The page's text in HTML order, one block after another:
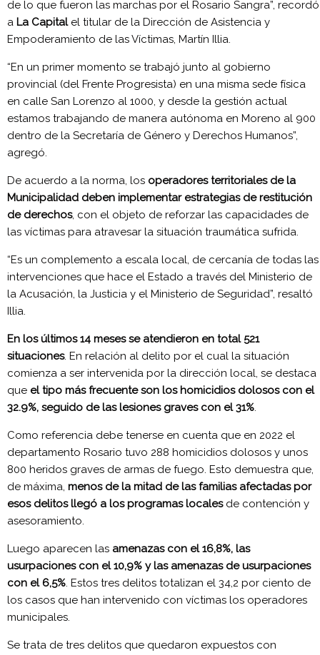
de lo que fueron las marchas por el Rosario Sangra”, recordó
a La Capitalel titular de la Dirección de Asistencia y
Empoderamiento de las Víctimas, Martín Illia.
“En un primer momento se trabajó junto al gobierno
provincial (del Frente Progresista) en una misma sede física
en calle San Lorenzo al 1000, y desde la gestión actual
estamos trabajando de manera autónoma en Moreno al 900
dentro de la Secretaría de Género y Derechos Humanos”,
agregó.
De acuerdo a la norma, los operadores territoriales de la
Municipalidad deben implementar estrategias de restitución
de derechos, con el objeto de reforzar las capacidades de
las víctimas para atravesar la situación traumática sufrida.
“Es un complemento a escala local, de cercanía de todas las
intervenciones que hace el Estado a través del Ministerio de
la Acusación, la Justicia y el Ministerio de Seguridad”, resaltó
Illia.
En los últimos 14 meses se atendieron en total 521
situaciones. En relación al delito por el cual la situación
comienza a ser intervenida por la dirección local, se destaca
que el tipo más frecuente son los homicidios dolosos con el
32.9%, seguido de las lesiones graves con el 31%.
Como referencia debe tenerse en cuenta que en 2022 el
departamento Rosario tuvo 288 homicidios dolosos y unos
800 heridos graves de armas de fuego. Esto demuestra que,
de máxima, menos de la mitad de las familias afectadas por
esos delitos llegó a los programas locales de contención y
asesoramiento.
Luego aparecen las amenazas con el 16,8%, las
usurpaciones con el 10,9% y las amenazas de usurpaciones
con el 6,5%. Estos tres delitos totalizan el 34,2 por ciento de
los casos que han intervenido con víctimas los operadores
municipales.
Se trata de tres delitos que quedaron expuestos con